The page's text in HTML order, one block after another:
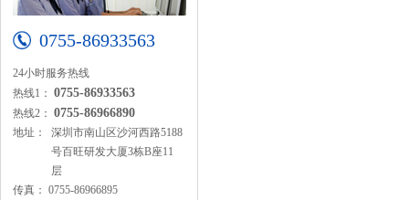
0755-86933563
24小时服务热线
热线1： 0755-86933563
热线2： 0755-86966890
地址：
深圳市南山区沙河西路5188
号百旺研发大厦3栋B座11
层
传真： 0755-86966895